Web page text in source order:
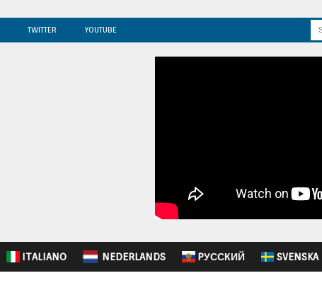
TWITTER YOUTUBE
ITALIANO NEDERLANDS PУССКИЙ SVENSKA